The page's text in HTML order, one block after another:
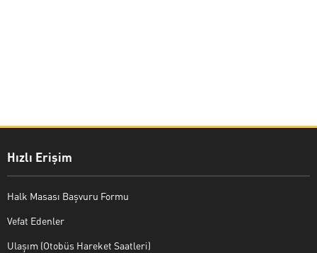
Hızlı Erişim
Halk Masası Başvuru Formu
Vefat Edenler
Ulaşım (Otobüs Hareket Saatleri)